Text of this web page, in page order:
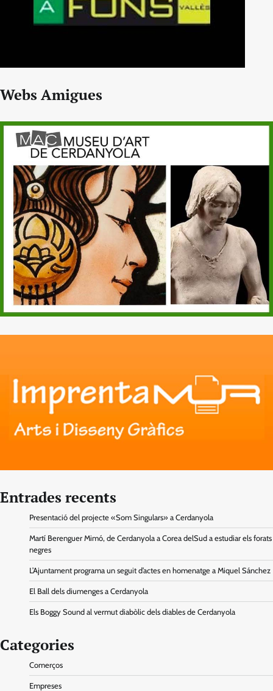
Webs Amigues
Entrades recents
Presentació del projecte «Som Singulars» a Cerdanyola
Martí Berenguer Mimó, de Cerdanyola a Corea delSud a estudiar els forats
negres
L’Ajuntament programa un seguit d’actes en homenatge a Miquel Sánchez
El Ball dels diumenges a Cerdanyola
Els Boggy Sound al vermut diabòlic dels diables de Cerdanyola
Categories
Comerços
Empreses